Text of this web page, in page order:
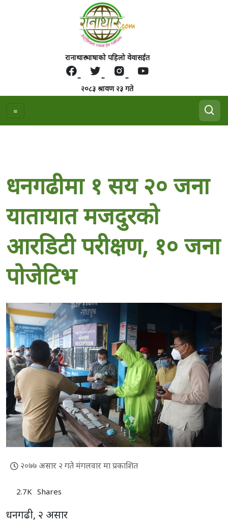
रानाथारु भाषाको पहिलो वेवासईत
२०८३ श्रावण २३ गते
धनगढीमा १ सय २० जना
यातायात मजदुरको
आरडिटी परीक्षण, १० जना
पोजेटिभ
२०७७ असार २ गते मंगलवार मा प्रकाशित
2.7K Shares
धनगढी, २ असार